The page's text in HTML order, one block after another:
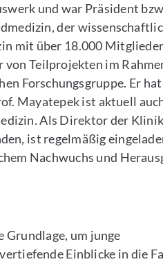
und war Präsident
der
mit über 18.000
Teilprojekten im
Forschungsgruppe. Er
Mayatepek ist aktuell
Als Direktor der
ist regelmäßig
Nachwuchs und
Grundlage, um junge
Einblicke in die